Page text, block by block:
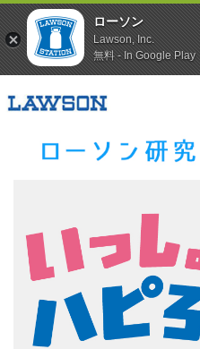
ローソン
Lawson, Inc.
無料 - In Google Play